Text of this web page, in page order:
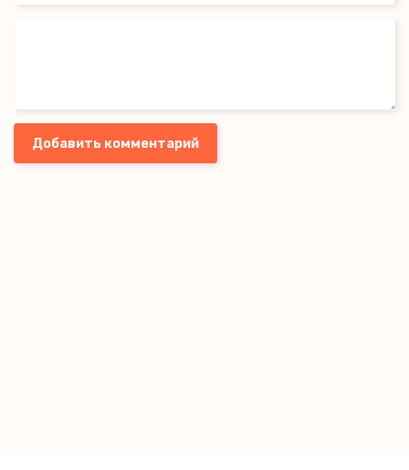
Добавить комментарий